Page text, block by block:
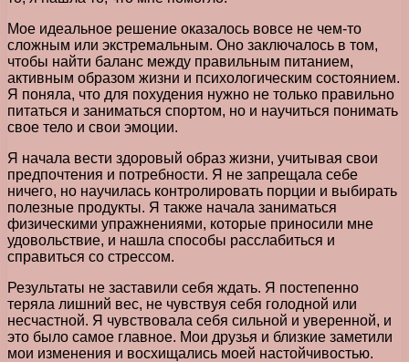
Мое идеальное решение оказалось вовсе не чем-то
сложным или экстремальным. Оно заключалось в том,
чтобы найти баланс между правильным питанием,
активным образом жизни и психологическим состоянием.
Я поняла, что для похудения нужно не только правильно
питаться и заниматься спортом, но и научиться понимать
свое тело и свои эмоции.
Я начала вести здоровый образ жизни, учитывая свои
предпочтения и потребности. Я не запрещала себе
ничего, но научилась контролировать порции и выбирать
полезные продукты. Я также начала заниматься
физическими упражнениями, которые приносили мне
удовольствие, и нашла способы расслабиться и
справиться со стрессом.
Результаты не заставили себя ждать. Я постепенно
теряла лишний вес, не чувствуя себя голодной или
несчастной. Я чувствовала себя сильной и уверенной, и
это было самое главное. Мои друзья и близкие заметили
мои изменения и восхищались моей настойчивостью.